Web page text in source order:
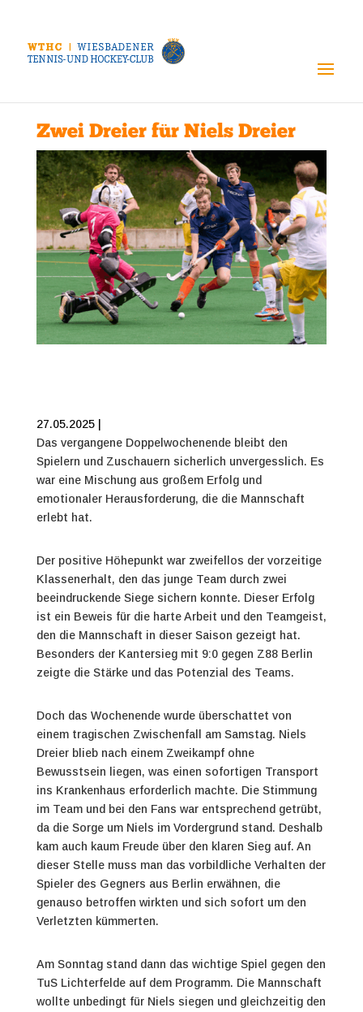
Zwei Dreier für Niels Dreier
27.05.2025 |
Das vergangene Doppelwochenende bleibt den
Spielern und Zuschauern sicherlich unvergesslich. Es
war eine Mischung aus großem Erfolg und
emotionaler Herausforderung, die die Mannschaft
erlebt hat.
Der positive Höhepunkt war zweifellos der vorzeitige
Klassenerhalt, den das junge Team durch zwei
beeindruckende Siege sichern konnte. Dieser Erfolg
ist ein Beweis für die harte Arbeit und den Teamgeist,
den die Mannschaft in dieser Saison gezeigt hat.
Besonders der Kantersieg mit 9:0 gegen Z88 Berlin
zeigte die Stärke und das Potenzial des Teams.
Doch das Wochenende wurde überschattet von
einem tragischen Zwischenfall am Samstag. Niels
Dreier blieb nach einem Zweikampf ohne
Bewusstsein liegen, was einen sofortigen Transport
ins Krankenhaus erforderlich machte. Die Stimmung
im Team und bei den Fans war entsprechend getrübt,
da die Sorge um Niels im Vordergrund stand. Deshalb
kam auch kaum Freude über den klaren Sieg auf. An
dieser Stelle muss man das vorbildliche Verhalten der
Spieler des Gegners aus Berlin erwähnen, die
genauso betroffen wirkten und sich sofort um den
Verletzten kümmerten.
Am Sonntag stand dann das wichtige Spiel gegen den
TuS Lichterfelde auf dem Programm. Die Mannschaft
wollte unbedingt für Niels siegen und gleichzeitig den